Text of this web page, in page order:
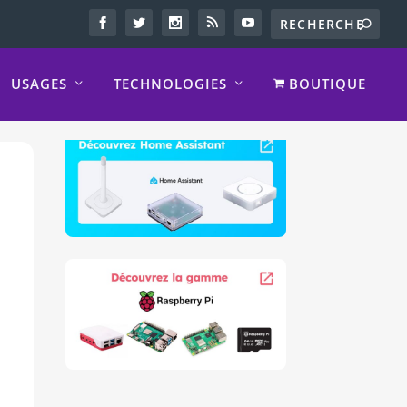
USAGES TECHNOLOGIES BOUTIQUE